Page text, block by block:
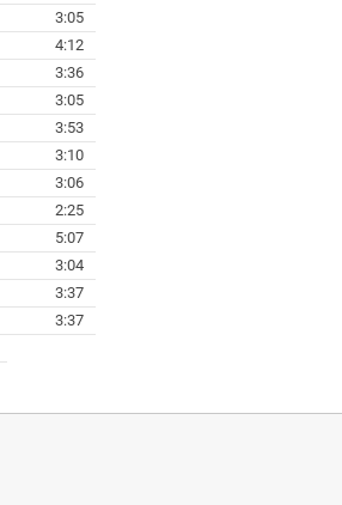
3:05
4:12
3:36
3:05
3:53
3:10
3:06
2:25
5:07
3:04
3:37
3:37